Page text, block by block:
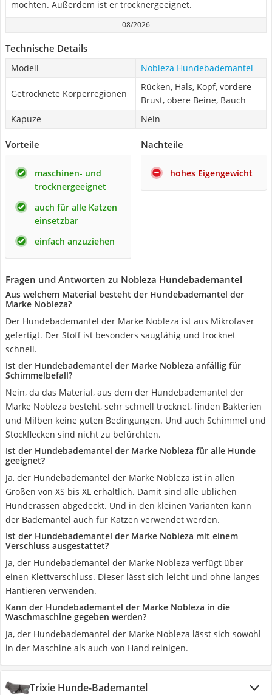
möchten. Außerdem ist er trocknergeeignet.
08/2026
Technische Details
Modell Nobleza Hundebademantel
Getrocknete Körperregionen
Rücken, Hals, Kopf, vordere
Brust, obere Beine, Bauch
Kapuze
Nein
Vorteile
maschinen- und
trocknergeeignet
auch für alle Katzen
einsetzbar
einfach anzuziehen
Nachteile
hohes Eigengewicht
Fragen und Antworten zu Nobleza Hundebademantel
Aus welchem Material besteht der Hundebademantel der
Marke Nobleza?
Der Hundebademantel der Marke Nobleza ist aus Mikrofaser
gefertigt. Der Stoff ist besonders saugfähig und trocknet
schnell.
Ist der Hundebademantel der Marke Nobleza anfällig für
Schimmelbefall?
Nein, da das Material, aus dem der Hundebademantel der
Marke Nobleza besteht, sehr schnell trocknet, finden Bakterien
und Milben keine guten Bedingungen. Und auch Schimmel und
Stockflecken sind nicht zu befürchten.
Ist der Hundebademantel der Marke Nobleza für alle Hunde
geeignet?
Ja, der Hundebademantel der Marke Nobleza ist in allen
Größen von XS bis XL erhältlich. Damit sind alle üblichen
Hunderassen abgedeckt. Und in den kleinen Varianten kann
der Bademantel auch für Katzen verwendet werden.
Ist der Hundebademantel der Marke Nobleza mit einem
Verschluss ausgestattet?
Ja, der Hundebademantel der Marke Nobleza verfügt über
einen Klettverschluss. Dieser lässt sich leicht und ohne langes
Hantieren verwenden.
Kann der Hundebademantel der Marke Nobleza in die
Waschmaschine gegeben werden?
Ja, der Hundebademantel der Marke Nobleza lässt sich sowohl
in der Maschine als auch von Hand reinigen.
Trixie Hunde-Bademantel